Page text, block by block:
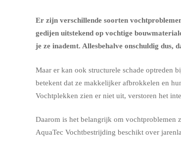
Er zijn verschillende soorten
gedijen uitstekend op vochtige
je ze inademt. Allesbehalve onschuldig dus,
Maar er kan ook structurele schade optreden
betekent dat ze makkelijker afbrokkelen en
Vochtplekken zien er niet uit, verstoren het
Daarom is het belangrijk om vochtproblemen
AquaTec Vochtbestrijding beschikt over